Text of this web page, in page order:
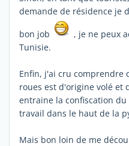
demande de résidence je
bon job
, je ne peux
Tunisie.
Enfin, j'ai cru comprendre
roues est d'origine volé et
entraine la confiscation du
travail dans le haut de la
Mais bon loin de me